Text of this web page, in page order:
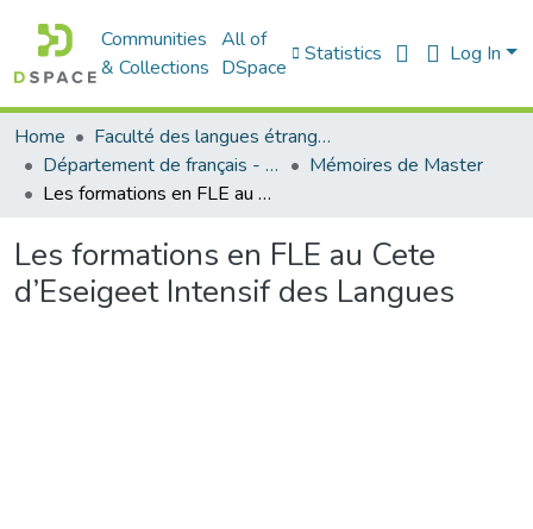
Communities
& Collections
All of
DSpace
Statistics Log In
Home
Faculté des langues étrangères
Département de français - قسم اللغة الفرنسية
Mémoires de Master
Les formations en FLE au Cete d’Eseigeet Intensif des Langues
Les formations en FLE au Cete
d’Eseigeet Intensif des Langues